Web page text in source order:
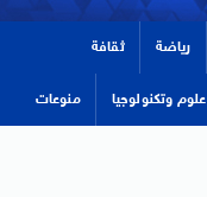
رياضة ثقافة
علوم وتكنولوجيا منوعات